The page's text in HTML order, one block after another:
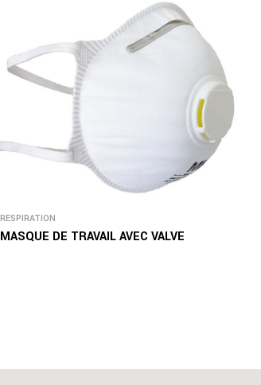
RESPIRATION
MASQUE DE TRAVAIL AVEC VALVE